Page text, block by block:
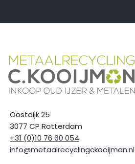
Oostdijk 25
3077 CP Rotterdam
+31 (0)10 76 60 054
info@metaalrecyclingckooijman.nl